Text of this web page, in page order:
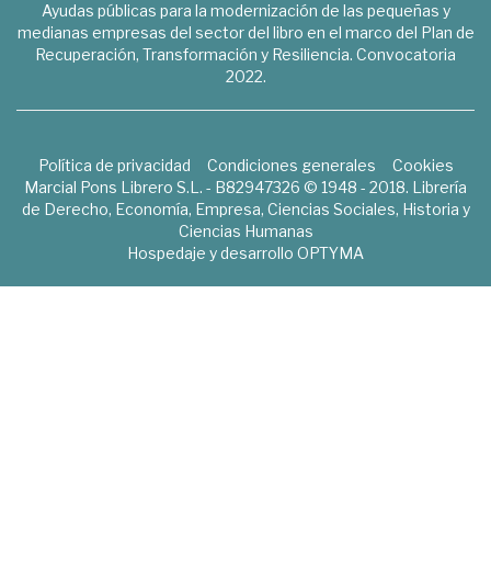
Ayudas públicas para la modernización de las pequeñas y
medianas empresas del sector del libro en el marco del Plan de
Recuperación, Transformación y Resiliencia. Convocatoria
2022.
Política de privacidad Condiciones generales
Cookies
Marcial Pons Librero S.L. - B82947326 © 1948 - 2018. Librería
de Derecho, Economía, Empresa, Ciencias Sociales, Historia y
Ciencias Humanas
Hospedaje y desarrollo OPTYMA